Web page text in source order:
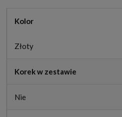
Kolor
Złoty
Korek w zestawie
Nie